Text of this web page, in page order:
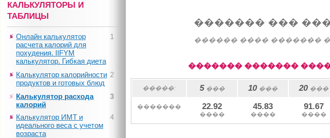
������� ���
������ ���� �������
������� �������
�����: 5��� 10��� 20���
������� 22.92
����
45.83
����
91.67
����
КАЛЬКУЛЯТОРЫ И
ТАБЛИЦЫ
1
Онлайн калькулятор
расчета калорий для
похудения. IIFYM
калькулятор. Гибкая диета
2
Калькулятор калорийности
продуктов и готовых блюд
3
Калькулятор расхода
калорий
4
Калькулятор ИМТ и
идеального веса с учетом
возраста